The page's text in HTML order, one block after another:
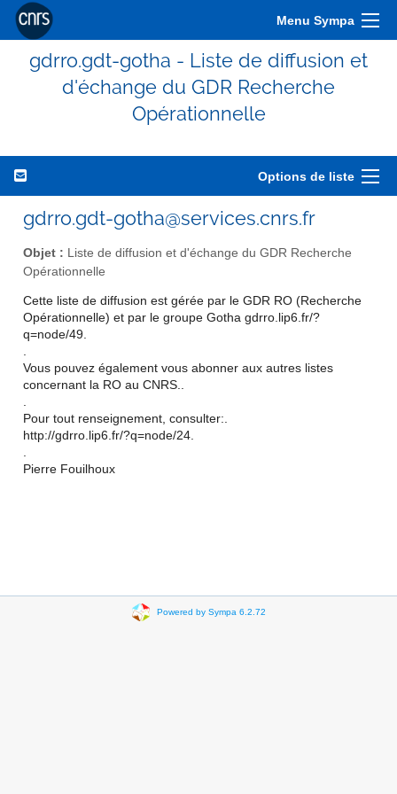
Menu Sympa
gdrro.gdt-gotha - Liste de diffusion et
d'échange du GDR Recherche
Opérationnelle
Options de liste
gdrro.gdt-gotha@services.cnrs.fr
Objet : Liste de diffusion et d'échange du GDR Recherche
Opérationnelle
Cette liste de diffusion est gérée par le GDR RO (Recherche
Opérationnelle) et par le groupe Gotha gdrro.lip6.fr/?
q=node/49.
.
Vous pouvez également vous abonner aux autres listes
concernant la RO au CNRS..
.
Pour tout renseignement, consulter:.
http://gdrro.lip6.fr/?q=node/24.
.
Pierre Fouilhoux
Powered by Sympa 6.2.72